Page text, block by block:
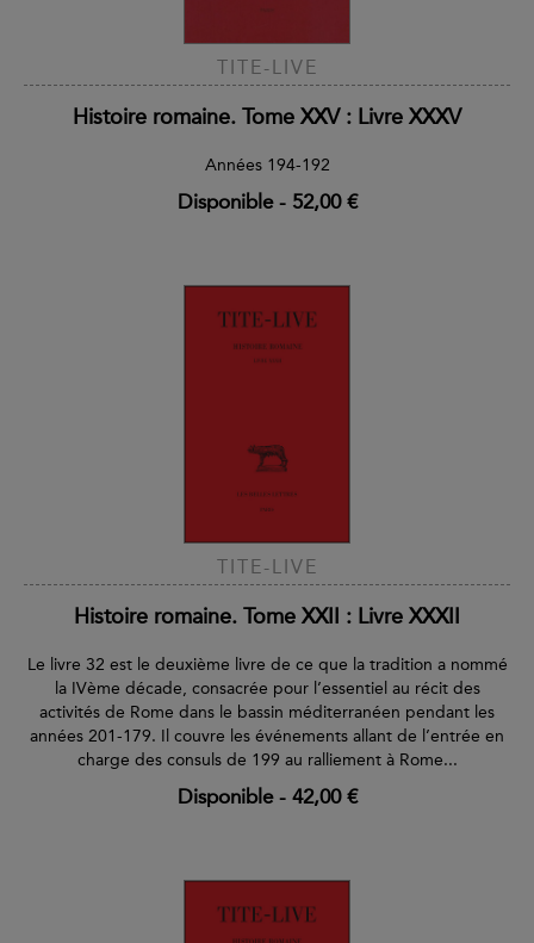
TITE-LIVE
Histoire romaine. Tome XXV : Livre XXXV
Années 194-192
Disponible- 52,00 €
TITE-LIVE
Histoire romaine. Tome XXII : Livre XXXII
Le livre 32 est le deuxième livre de ce que la tradition a nommé
la IVème décade, consacrée pour l’essentiel au récit des
activités de Rome dans le bassin méditerranéen pendant les
années 201-179. Il couvre les événements allant de l’entrée en
charge des consuls de 199 au ralliement à Rome...
Disponible- 42,00 €